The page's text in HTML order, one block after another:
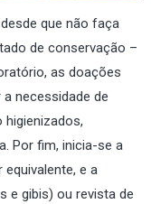
que não faça
de conservação –
as doações
necessidade de
higienizados,
Por fim, inicia-se a
e a
e gibis) ou revista de